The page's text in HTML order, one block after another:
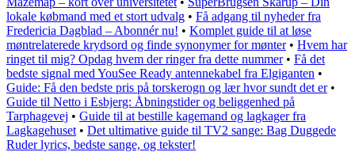
lokale købmand med et stort udvalg • Få adgang til nyheder fra
Fredericia Dagblad – Abonnér nu! • Komplet guide til at løse
møntrelaterede krydsord og finde synonymer for mønter• Hvem har
ringet til mig? Opdag hvem der ringer fra dette nummer• Få det
bedste signal med YouSee Ready antennekabel fra Elgiganten •
Guide: Få den bedste pris på torskerogn og lær hvor sundt det er•
Guide til Netto i Esbjerg: Åbningstider og beliggenhed på
Tarphagevej • Guide til at bestille kagemand og lagkager fra
Lagkagehuset • Det ultimative guide til TV2 sange: Bag Duggede
Ruder lyrics, bedste sange, og tekster!